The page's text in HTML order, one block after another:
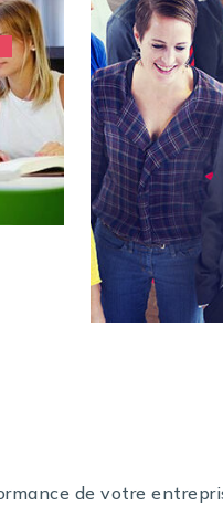
de votre